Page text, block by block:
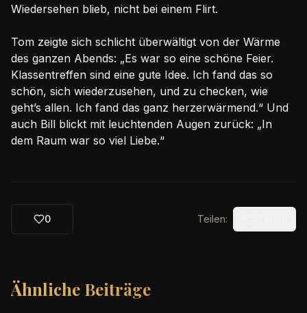
Wiedersehen blieb, nicht bei einem Flirt.
Tom zeigte sich schlicht überwältigt von der Wärme
des ganzen Abends: „Es war so eine schöne Feier.
Klassentreffen sind eine gute Idee. Ich fand das so
schön, sich wiederzusehen, und zu checken, wie
geht’s allen. Ich fand das ganz herzerwärmend.“ Und
auch Bill blickt mit leuchtenden Augen zurück: „In
dem Raum war so viel Liebe.“
0 Teilen:
Ähnliche Beiträge